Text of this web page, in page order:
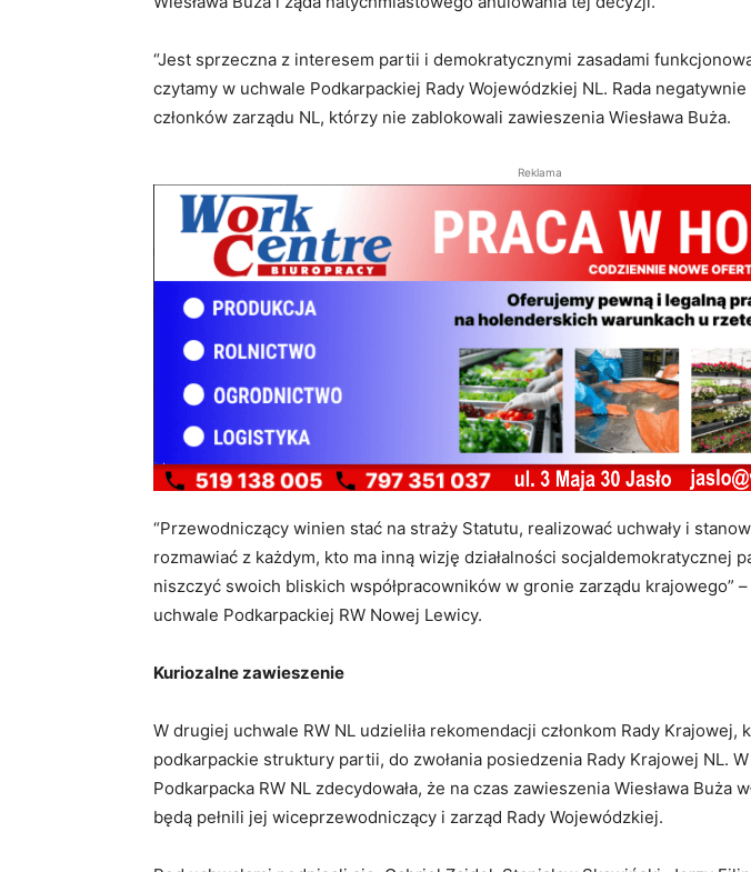
“Jest sprzeczna z interesem partii i demokratycznymi zasadami
czytamy w uchwale Podkarpackiej Rady Wojewódzkiej NL. Rada negatywnie
członków zarządu NL, którzy nie zablokowali zawieszenia Wiesława Buża.
Reklama
“Przewodniczący winien stać na straży Statutu, realizować uchwały i
rozmawiać z każdym, kto ma inną wizję działalności socjaldemokratycznej
niszczyć swoich bliskich współpracowników w gronie zarządu krajowego”
uchwale Podkarpackiej RW Nowej Lewicy.
Kuriozalne zawieszenie
W drugiej uchwale RW NL udzieliła rekomendacji członkom Rady Krajowej,
podkarpackie struktury partii, do zwołania posiedzenia Rady Krajowej NL.
Podkarpacka RW NL zdecydowała, że na czas zawieszenia Wiesława Buża
będą pełnili jej wiceprzewodniczący i zarząd Rady Wojewódzkiej.